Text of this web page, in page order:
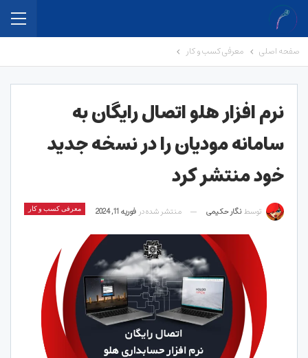
صفحه اصلی معرفی کسب و کار
نرم افزار هلو اتصال رایگان به
سامانه مودیان را در نسخه جدید
خود منتشر کرد
معرفی کسب و کار توسط نگار حکیمی منتشر شده در فوریه 11, 2024